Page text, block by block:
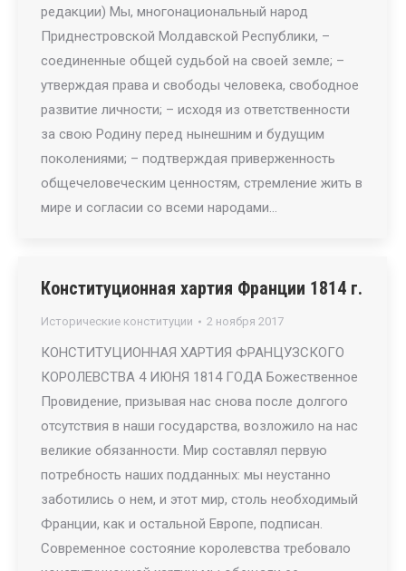
редакции) Мы, многонациональный народ
Приднестровской Молдавской Республики, –
соединенные общей судьбой на своей земле; –
утверждая права и свободы человека, свободное
развитие личности; – исходя из ответственности
за свою Родину перед нынешним и будущим
поколениями; – подтверждая приверженность
общечеловеческим ценностям, стремление жить в
мире и согласии со всеми народами…
Конституционная хартия Франции 1814 г.
Исторические конституции 2 ноября 2017
КОНСТИТУЦИОННАЯ ХАРТИЯ ФРАНЦУЗСКОГО
КОРОЛЕВСТВА 4 ИЮНЯ 1814 ГОДА Божественное
Провидение, призывая нас снова после долгого
отсутствия в наши государства, возложило на нас
великие обязанности. Мир составлял первую
потребность наших подданных: мы неустанно
заботились о нем, и этот мир, столь необходимый
Франции, как и остальной Европе, подписан.
Современное состояние королевства требовало